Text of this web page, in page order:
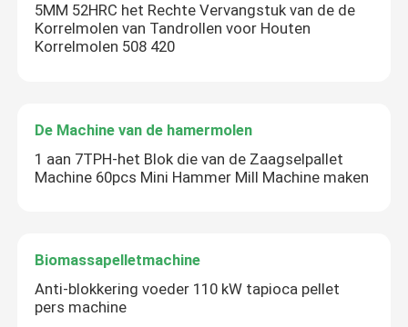
5MM 52HRC het Rechte Vervangstuk van de de
Korrelmolen van Tandrollen voor Houten
Korrelmolen 508 420
De Machine van de hamermolen
1 aan 7TPH-het Blok die van de Zaagselpallet
Machine 60pcs Mini Hammer Mill Machine maken
Biomassapelletmachine
Anti-blokkering voeder 110 kW tapioca pellet
pers machine